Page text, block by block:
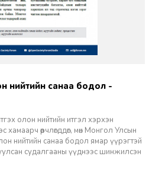
олон нийтийн итгэл хэрхэн
өөрчлөгддөг, мөн Монгол Улсын
нийтийн санаа бодол ямар үүрэгтэй
судалгааны үүднээс шинжилсэн